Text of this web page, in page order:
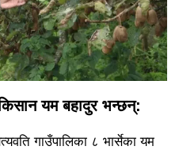
यम बहादुर भन्छन्:
गाउँपालिका ८ भार्सेका यम